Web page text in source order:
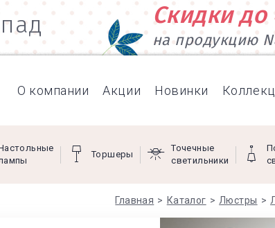
Скидки до
на продукцию
О компании Акции Новинки
Торшеры
Точечные
светильники
Главная Каталог Люстры